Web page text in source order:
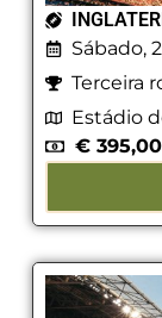
Sábado,
Terceira
Estádio
€395,00